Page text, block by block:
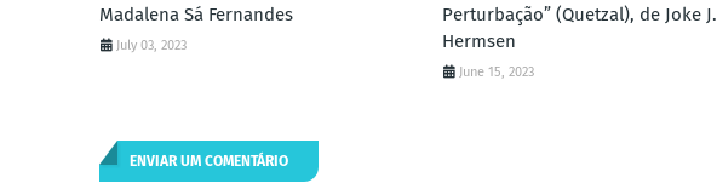
Madalena Sá Fernandes
July 03, 2023
Perturbação” (Quetzal), de Joke J.
Hermsen
June 15, 2023
ENVIAR UM COMENTÁRIO